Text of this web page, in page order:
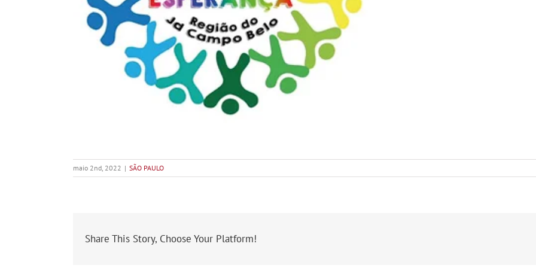
maio 2nd, 2022 | SÃO PAULO
Share This Story, Choose Your Platform!